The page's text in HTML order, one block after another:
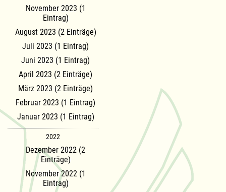
November 2023 (1
Eintrag)
August 2023 (2 Einträge)
Juli 2023 (1 Eintrag)
Juni 2023 (1 Eintrag)
April 2023 (2 Einträge)
März 2023 (2 Einträge)
Februar 2023 (1 Eintrag)
Januar 2023 (1 Eintrag)
2022
Dezember 2022 (2
Einträge)
November 2022 (1
Eintrag)